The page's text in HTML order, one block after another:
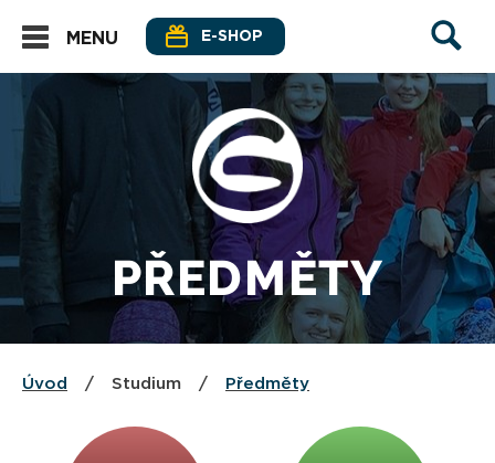
MENU E-SHOP
PŘEDMĚTY
Úvod / Studium / Předměty